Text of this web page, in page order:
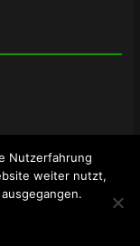
vorbehalten.
von
Nutzerfahrung
weiter nutzt,